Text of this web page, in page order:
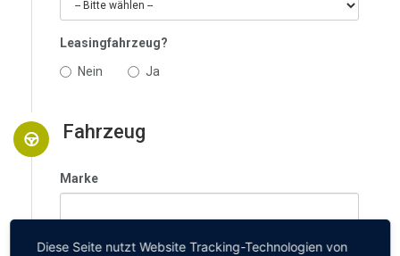
Leasingfahrzeug?
Nein
Ja
Fahrzeug
Marke
Modell
Diese Seite nutzt Website Tracking-Technologien von